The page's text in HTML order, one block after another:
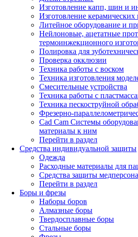
Изготовление капп, шин и
Изготовление керамических
Литейное оборудование и
Нейлоновые, ацетатные
термоинжекционного
Полировка для
Проверка окклюзии
Техника работы с воском
Техника изготовления
Смесительные устройства
Техника работы с
Техника пескоструйной
Фрезерно-
Cad Cam Системы
материалы к ним
Перейти в раздел
Средства индивидуальной защиты
Одежда
Расходные материалы для
Средства защиты
Перейти в раздел
Боры и фрезы
Наборы боров
Алмазные боры
Твердосплавные боры
Стальные боры